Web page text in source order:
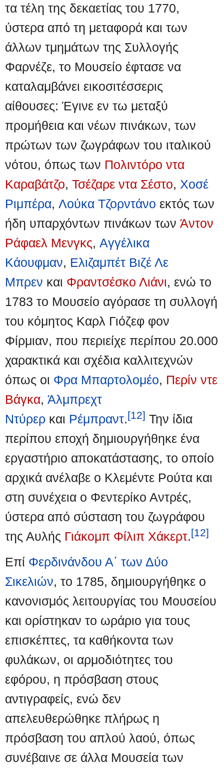
τα τέλη της δεκαετίας του 1770,
ύστερα από τη μεταφορά και των
άλλων τμημάτων της Συλλογής
Φαρνέζε, το Μουσείο έφτασε να
καταλαμβάνει εικοσιτέσσερις
αίθουσες: Έγινε εν τω μεταξύ
προμήθεια και νέων πινάκων, των
πρώτων των ζωγράφων του ιταλικού
νότου, όπως των Πολιντόρο ντα
Καραβάτζο, Τσέζαρε ντα Σέστο, Χοσέ
Ριμπέρα, Λούκα Τζορντάνο εκτός των
ήδη υπαρχόντων πινάκων των Άντον
Ράφαελ Μενγκς, Αγγέλικα
Κάουφμαν, Ελιζαμπέτ Βιζέ Λε
Μπρεν και Φραντσέσκο Λιάνι, ενώ το
1783 το Μουσείο αγόρασε τη συλλογή
του κόμητος Καρλ Γιόζεφ φον
Φίρμιαν, που περιείχε περίπου 20.000
χαρακτικά και σχέδια καλλιτεχνών
όπως οι Φρα Μπαρτολομέο, Περίν ντε
Βάγκα, Άλμπρεχτ
Ντύρερ και Ρέμπραντ.[12] Την ίδια
περίπου εποχή δημιουργήθηκε ένα
εργαστήριο αποκατάστασης, το οποίο
αρχικά ανέλαβε ο Κλεμέντε Ρούτα και
στη συνέχεια ο Φεντερίκο Αντρές,
ύστερα από σύσταση του ζωγράφου
της Αυλής Γιάκομπ Φίλιπ Χάκερτ.[12]
Επί Φερδινάνδου Α΄ των Δύο
Σικελιών, το 1785, δημιουργήθηκε ο
κανονισμός λειτουργίας του Μουσείου
και ορίστηκαν το ωράριο για τους
επισκέπτες, τα καθήκοντα των
φυλάκων, οι αρμοδιότητες του
εφόρου, η πρόσβαση στους
αντιγραφείς, ενώ δεν
απελευθερώθηκε πλήρως η
πρόσβαση του απλού λαού, όπως
συνέβαινε σε άλλα Μουσεία των